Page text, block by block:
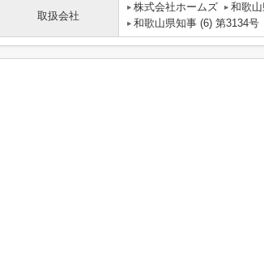
取扱会社
株式会社ホームズ 和歌
和歌山県知事 (6) 第3134号